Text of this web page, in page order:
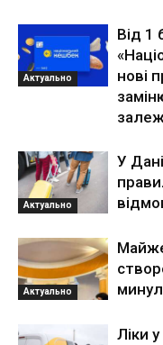
Актуально
Від 1
нові
Актуально
У
Актуально
Ліки